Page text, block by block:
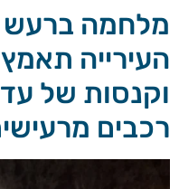
מלחמה ברעש
העירייה
רכבים